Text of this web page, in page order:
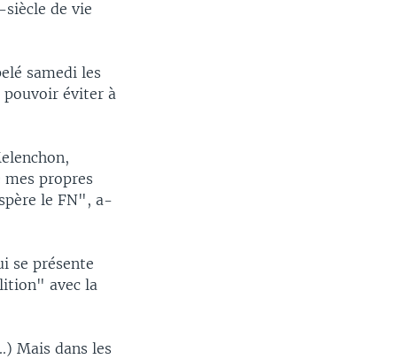
de vie
samedi les
éviter à
propres
le FN", a-
se présente
avec la
Mais dans les